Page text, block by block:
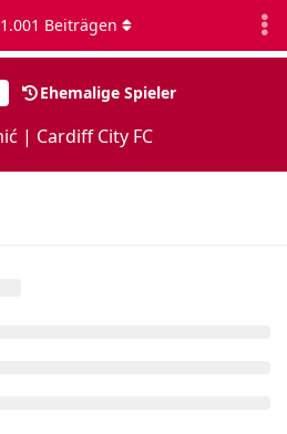
Ehemalige Spieler
| Cardiff City FC
1.001 Beiträgen